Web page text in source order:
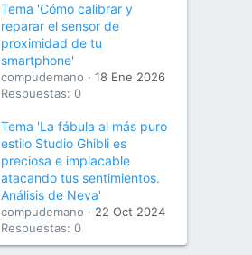
Tema 'Cómo calibrar y
reparar el sensor de
proximidad de tu
smartphone'
compudemano
18 Ene 2026
Respuestas: 0
Tema 'La fábula al más puro
estilo Studio Ghibli es
preciosa e implacable
atacando tus sentimientos.
Análisis de Neva'
compudemano
22 Oct 2024
Respuestas: 0